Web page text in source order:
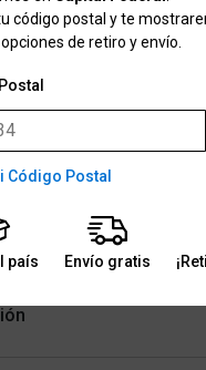
código postal y te
de retiro y envío.
Código Postal
país Envío gratis
Virtual Tabla de
en sucursales